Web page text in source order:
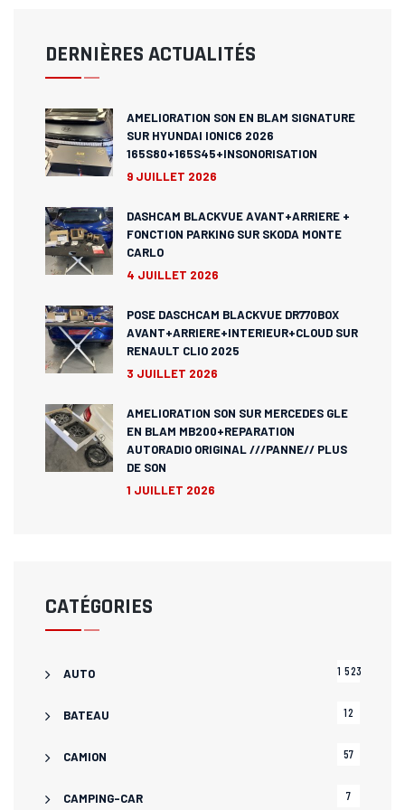
DERNIÈRES ACTUALITÉS
AMELIORATION SON EN BLAM SIGNATURE
SUR HYUNDAI IONIC6 2026
165S80+165S45+INSONORISATION
9 JUILLET 2026
DASHCAM BLACKVUE AVANT+ARRIERE +
FONCTION PARKING SUR SKODA MONTE
CARLO
4 JUILLET 2026
POSE DASCHCAM BLACKVUE DR770BOX
AVANT+ARRIERE+INTERIEUR+CLOUD SUR
RENAULT CLIO 2025
3 JUILLET 2026
AMELIORATION SON SUR MERCEDES GLE
EN BLAM MB200+REPARATION
AUTORADIO ORIGINAL ///PANNE// PLUS
DE SON
1 JUILLET 2026
CATÉGORIES
AUTO 1 523
BATEAU 12
CAMION 57
CAMPING-CAR 7